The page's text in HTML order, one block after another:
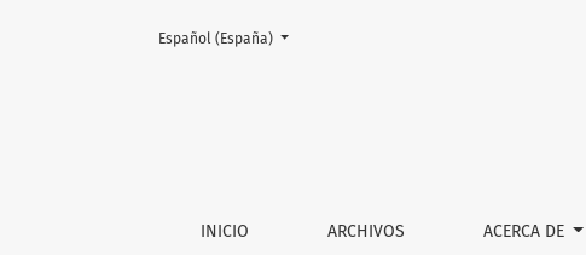
PROCESO EDITORIAL
INICIO ARCHIVOS ACERCA DE
Cambiar el idioma. El actual es:
Español (España)